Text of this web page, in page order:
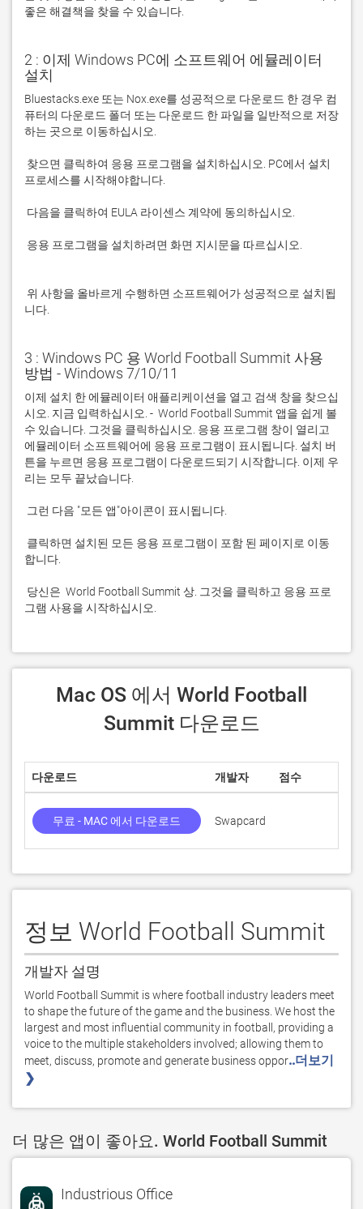
좋은 해결책을 찾을 수 있습니다.
2 : 이제 Windows PC에 소프트웨어 에뮬레이터
설치
Bluestacks.exe 또는 Nox.exe를 성공적으로 다운로드 한 경우 컴
퓨터의 다운로드 폴더 또는 다운로드 한 파일을 일반적으로 저장
니다.
3 : Windows PC 용 World Football Summit 사용
방법 - Windows 7/10/11
이제 설치 한 에뮬레이터 애플리케이션을 열고 검색 창을 찾으십
시오. 지금 입력하십시오. -  World Football Summit 앱을 쉽게 볼
수 있습니다. 그것을 클릭하십시오. 응용 프로그램 창이 열리고
에뮬레이터 소프트웨어에 응용 프로그램이 표시됩니다. 설치 버
튼을 누르면 응용 프로그램이 다운로드되기 시작합니다. 이제 우
그램 사용을 시작하십시오.
Summit 다운로드
다운로드 개발자 점수
무료 - MAC 에서 다운로드 Swapcard
정보 World Football Summit
개발자 설명
World Football Summit is where football industry leaders meet
to shape the future of the game and the business. We host the
largest and most influential community in football, providing a
voice to the multiple stakeholders involved; allowing them to
meet, discuss, promote and generate business oppor..더보기
❯
더 많은 앱이 좋아요. World Football Summit
Industrious Office